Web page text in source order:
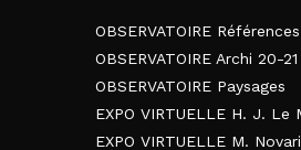
OBSERVATOIRE Références
OBSERVATOIRE Archi 20-21
OBSERVATOIRE Paysages
EXPO VIRTUELLE H. J. Le
EXPO VIRTUELLE M.